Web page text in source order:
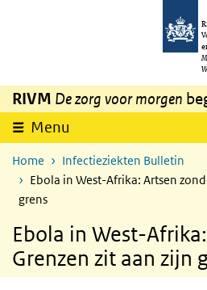
Overslaan en naar de inhoud gaan
RIVM De zorg voor morgen
Menu
Home
Infectieziekten Bulletin
Ebola in West-Afrika: Artsen
grens
Ebola in West-
Grenzen zit aan zijn